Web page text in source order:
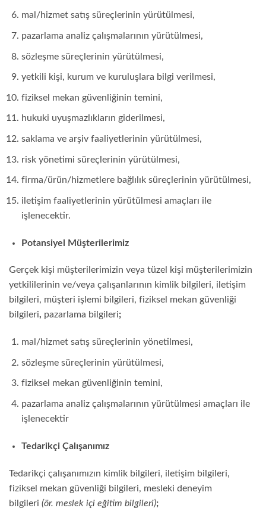
mal/hizmet satış süreçlerinin yürütülmesi,
pazarlama analiz çalışmalarının yürütülmesi,
sözleşme süreçlerinin yürütülmesi,
yetkili kişi, kurum ve kuruluşlara bilgi verilmesi,
fiziksel mekan güvenliğinin temini,
hukuki uyuşmazlıkların giderilmesi,
saklama ve arşiv faaliyetlerinin yürütülmesi,
risk yönetimi süreçlerinin yürütülmesi,
firma/ürün/hizmetlere bağlılık süreçlerinin yürütülmesi,
iletişim faaliyetlerinin yürütülmesi amaçları ile
işlenecektir.
Potansiyel Müşterilerimiz
Gerçek kişi müşterilerimizin veya tüzel kişi müşterilerimizin
yetkililerinin ve/veya çalışanlarının kimlik bilgileri, iletişim
bilgileri, müşteri işlemi bilgileri, fiziksel mekan güvenliği
bilgileri, pazarlama bilgileri;
mal/hizmet satış süreçlerinin yönetilmesi,
sözleşme süreçlerinin yürütülmesi,
fiziksel mekan güvenliğinin temini,
pazarlama analiz çalışmalarının yürütülmesi amaçları ile
işlenecektir
Tedarikçi Çalışanımız
Tedarikçi çalışanımızın kimlik bilgileri, iletişim bilgileri,
fiziksel mekan güvenliği bilgileri, mesleki deneyim
bilgileri (ör. meslek içi eğitim bilgileri);